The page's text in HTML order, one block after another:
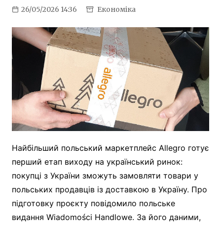
26/05/2026 14:36 Економіка
Найбільший польський маркетплейс Allegro готує
перший етап виходу на український ринок:
покупці з України зможуть замовляти товари у
польських продавців із доставкою в Україну. Про
підготовку проєкту повідомило польське
видання Wiadomości Handlowe. За його даними,